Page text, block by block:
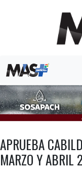
APRUEBA
MARZO Y ABRIL